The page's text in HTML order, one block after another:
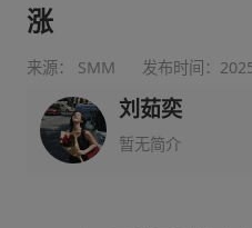
涨
来源： SMM 发布时间：
刘茹奕
暂无简介